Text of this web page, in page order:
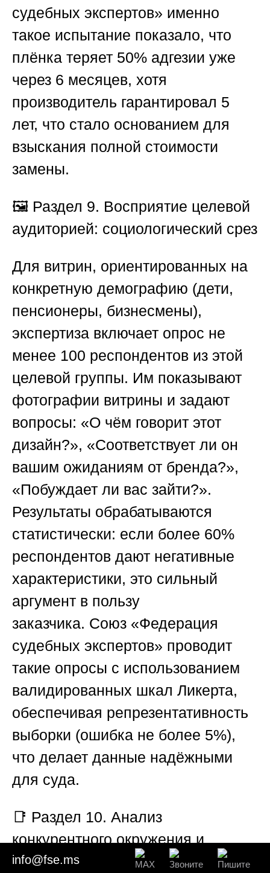
судебных экспертов» именно
такое испытание показало, что
плёнка теряет 50% адгезии уже
через 6 месяцев, хотя
производитель гарантировал 5
лет, что стало основанием для
взыскания полной стоимости
замены.
🖼️ Раздел 9. Восприятие целевой
аудиторией: социологический срез
Для витрин, ориентированных на
конкретную демографию (дети,
пенсионеры, бизнесмены),
экспертиза включает опрос не
менее 100 респондентов из этой
целевой группы. Им показывают
фотографии витрины и задают
вопросы: «О чём говорит этот
дизайн?», «Соответствует ли он
вашим ожиданиям от бренда?»,
«Побуждает ли вас зайти?».
Результаты обрабатываются
статистически: если более 60%
респондентов дают негативные
характеристики, это сильный
аргумент в пользу
заказчика. Союз «Федерация
судебных экспертов» проводит
такие опросы с использованием
валидированных шкал Ликерта,
обеспечивая репрезентативность
выборки (ошибка не более 5%),
что делает данные надёжными
для суда.
📑 Раздел 10. Анализ
конкурентного окружения и
бенчмаркинг
info@fse.ms